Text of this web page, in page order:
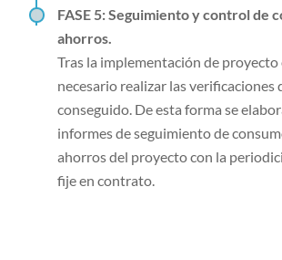
FASE 5: Seguimiento y control de
ahorros.
Tras la implementación de proyecto
necesario realizar las verificaciones
conseguido. De esta forma se
informes de seguimiento de
ahorros del proyecto con la
fije en contrato.